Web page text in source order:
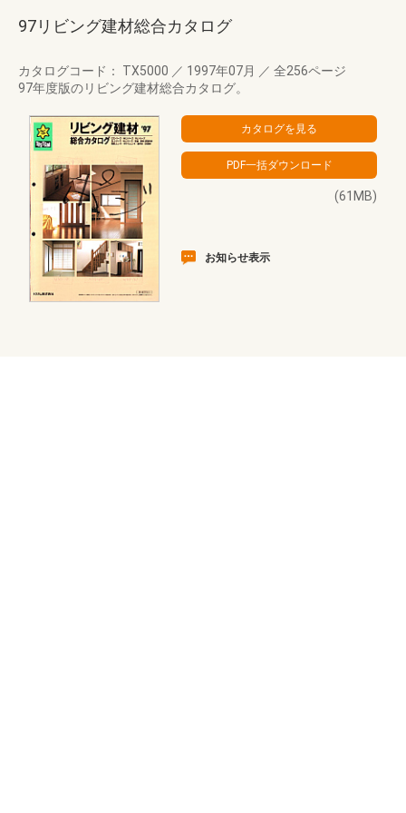
97リビング建材総合カタログ
カタログコード： TX5000 ／ 1997年07月 ／ 全256ページ
97年度版のリビング建材総合カタログ。
(61MB)
お知らせ表示